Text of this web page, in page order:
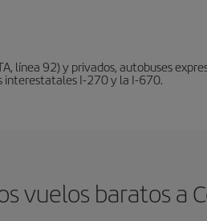
línea 92) y privados, autobuses
interestatales I-270 y la I-670.
vuelos baratos a